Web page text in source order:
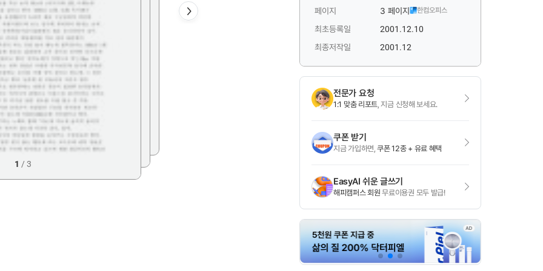
1 / 3
페이지 3 페이지 한컴오피스
최초등록일
2001.12.10
최종저작일
2001.12
전문가 요청
1:1 맞춤 리포트, 지금 신청해 보세요.
쿠폰 받기
지금 가입하면,쿠폰 12종 + 유료 혜택
EasyAI 쉬운 글쓰기
해피캠퍼스 회원 무료이용권 모두 발급!